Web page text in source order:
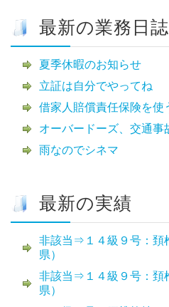
最新の業務日誌
夏季休暇のお知らせ
立証は自分でやってね
借家人賠償責任保険を使
オーバードーズ、交通事
雨なのでシネマ
最新の実績
非該当⇒１４級９号：頚
県）
非該当⇒１４級９号：頚
県）